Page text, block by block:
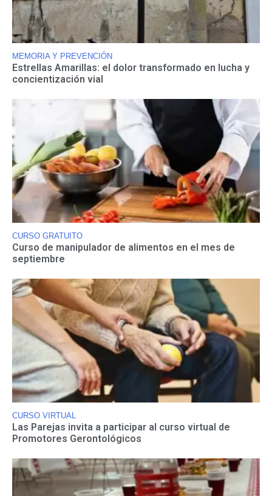
MEMORIA Y PREVENCIÓN
Estrellas Amarillas: el dolor transformado en lucha y
concientización vial
CURSO GRATUITO
Curso de manipulador de alimentos en el mes de
septiembre
CURSO VIRTUAL
Las Parejas invita a participar al curso virtual de
Promotores Gerontológicos